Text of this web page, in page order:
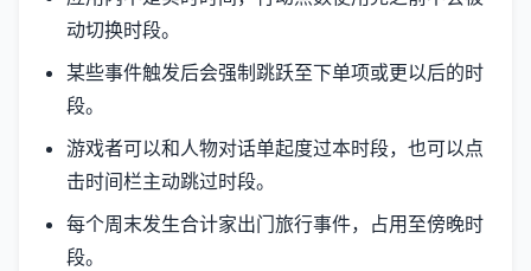
动切换时段。
某些事件触发后会强制跳跃至下单项或更以后的时
段。
游戏者可以和人物对话单起度过本时段，也可以点
击时间栏主动跳过时段。
每个周末发生合计家出门旅行事件，占用至傍晚时
段。